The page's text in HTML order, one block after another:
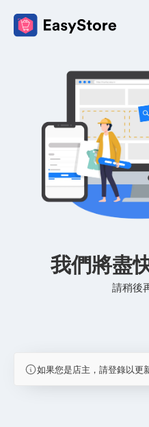
我們將盡
請稍後
如果您是店主，請登錄以更